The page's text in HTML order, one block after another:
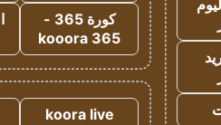
كورة 365 -
kooora 365
koora live